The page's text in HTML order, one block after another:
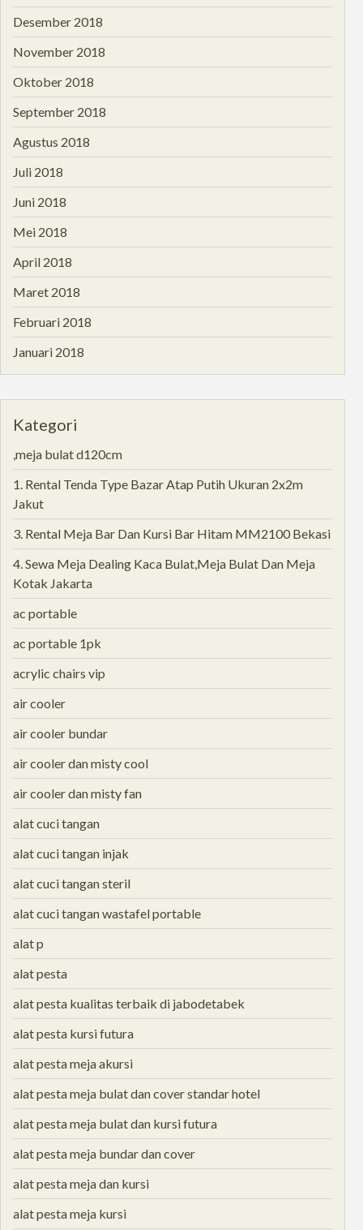
Desember 2018
November 2018
Oktober 2018
September 2018
Agustus 2018
Juli 2018
Juni 2018
Mei 2018
April 2018
Maret 2018
Februari 2018
Januari 2018
Kategori
,meja bulat d120cm
1. Rental Tenda Type Bazar Atap Putih Ukuran 2x2m
Jakut
3. Rental Meja Bar Dan Kursi Bar Hitam MM2100 Bekasi
4. Sewa Meja Dealing Kaca Bulat,Meja Bulat Dan Meja
Kotak Jakarta
ac portable
ac portable 1pk
acrylic chairs vip
air cooler
air cooler bundar
air cooler dan misty cool
air cooler dan misty fan
alat cuci tangan
alat cuci tangan injak
alat cuci tangan steril
alat cuci tangan wastafel portable
alat p
alat pesta
alat pesta kualitas terbaik di jabodetabek
alat pesta kursi futura
alat pesta meja akursi
alat pesta meja bulat dan cover standar hotel
alat pesta meja bulat dan kursi futura
alat pesta meja bundar dan cover
alat pesta meja dan kursi
alat pesta meja kursi